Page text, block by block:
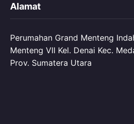
Alamat
Perumahan Grand Menteng
Menteng VII Kel. Denai Kec.
Prov. Sumatera Utara